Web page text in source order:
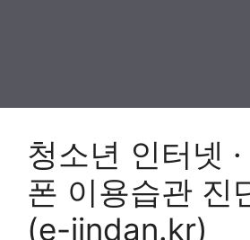
청소년 인터넷
폰 이용습관 진
(e-jindan.kr)